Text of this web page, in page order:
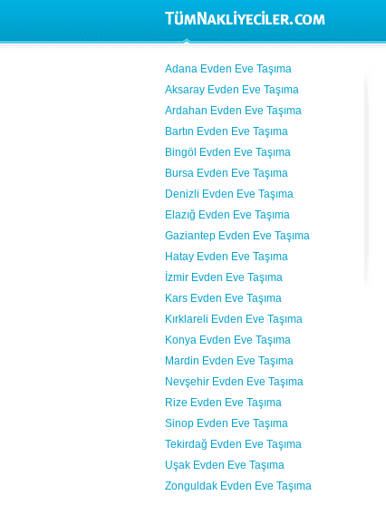
Adana Evden Eve Taşıma
Aksaray Evden Eve Taşıma
Ardahan Evden Eve Taşıma
Bartın Evden Eve Taşıma
Bingöl Evden Eve Taşıma
Bursa Evden Eve Taşıma
Denizli Evden Eve Taşıma
Elazığ Evden Eve Taşıma
Gaziantep Evden Eve Taşıma
Hatay Evden Eve Taşıma
İzmir Evden Eve Taşıma
Kars Evden Eve Taşıma
Kırklareli Evden Eve Taşıma
Konya Evden Eve Taşıma
Mardin Evden Eve Taşıma
Nevşehir Evden Eve Taşıma
Rize Evden Eve Taşıma
Sinop Evden Eve Taşıma
Tekirdağ Evden Eve Taşıma
Uşak Evden Eve Taşıma
Zonguldak Evden Eve Taşıma